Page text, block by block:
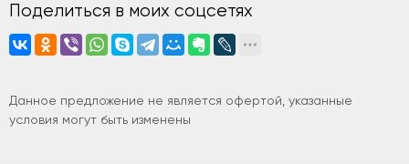
Поделиться в моих соцсетях
Данное предложение не является офертой, указанные
условия могут быть изменены